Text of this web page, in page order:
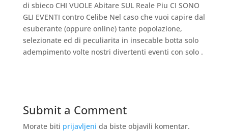
di sbieco CHI VUOLE Abitare SUL Reale Piu CI SONO
GLI EVENTI contro Celibe Nel caso che vuoi capire dal
esuberante (oppure online) tante popolazione,
selezionate ed di peculiarita in insecable botta solo
adempimento volte nostri divertenti eventi con solo .
Submit a Comment
Morate biti prijavljeni da biste objavili komentar.